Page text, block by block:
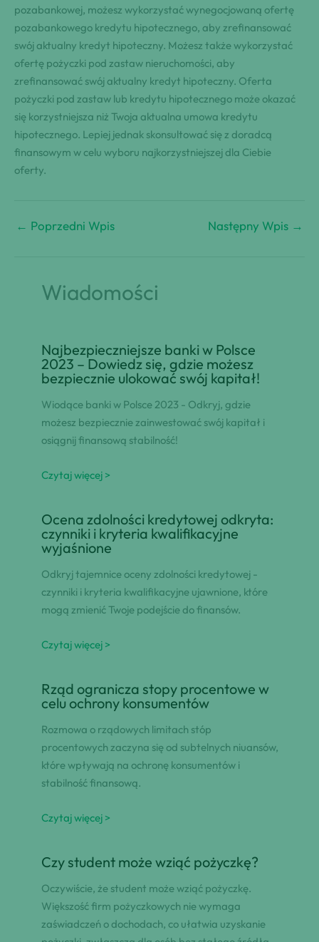
pozabankowej, możesz wykorzystać wynegocjowaną ofertę
pozabankowego kredytu hipotecznego, aby zrefinansować
swój aktualny kredyt hipoteczny. Możesz także wykorzystać
ofertę pożyczki pod zastaw nieruchomości, aby
zrefinansować swój aktualny kredyt hipoteczny. Oferta
pożyczki pod zastaw lub kredytu hipotecznego może okazać
się korzystniejsza niż Twoja aktualna umowa kredytu
hipotecznego. Lepiej jednak skonsultować się z doradcą
finansowym w celu wyboru najkorzystniejszej dla Ciebie
oferty.
← Poprzedni Wpis Następny Wpis →
Wiadomości
Najbezpieczniejsze banki w Polsce
2023 – Dowiedz się, gdzie możesz
bezpiecznie ulokować swój kapitał!
Wiodące banki w Polsce 2023 - Odkryj, gdzie
możesz bezpiecznie zainwestować swój kapitał i
osiągnij finansową stabilność!
Czytaj więcej >
Ocena zdolności kredytowej odkryta:
czynniki i kryteria kwalifikacyjne
wyjaśnione
Odkryj tajemnice oceny zdolności kredytowej -
czynniki i kryteria kwalifikacyjne ujawnione, które
mogą zmienić Twoje podejście do finansów.
Czytaj więcej >
Rząd ogranicza stopy procentowe w
celu ochrony konsumentów
Rozmowa o rządowych limitach stóp
procentowych zaczyna się od subtelnych niuansów,
które wpływają na ochronę konsumentów i
stabilność finansową.
Czytaj więcej >
Czy student może wziąć pożyczkę?
Oczywiście, że student może wziąć pożyczkę.
Większość firm pożyczkowych nie wymaga
zaświadczeń o dochodach, co ułatwia uzyskanie